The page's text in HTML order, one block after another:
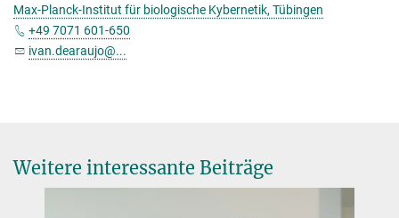
Max-Planck-Institut für biologische Kybernetik, Tübingen
+49 7071 601-650
ivan.dearaujo@...
Weitere interessante Beiträge